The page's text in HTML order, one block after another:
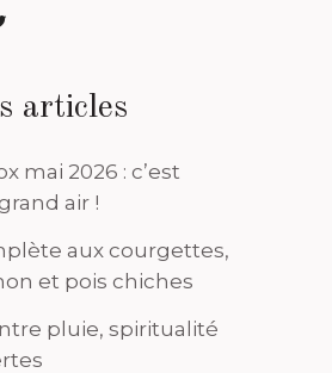
articles
mai 2026 : c’est
air !
aux courgettes,
et pois chiches
pluie, spiritualité